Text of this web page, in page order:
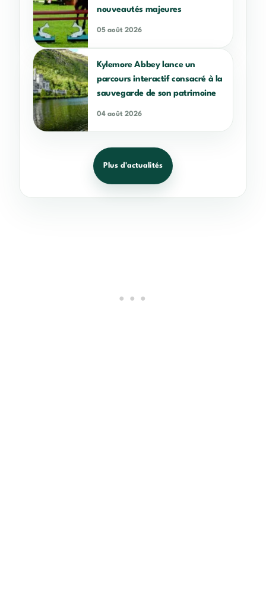
nouveautés majeures
05 août 2026
Kylemore Abbey lance un
parcours interactif consacré à la
sauvegarde de son patrimoine
04 août 2026
Plus d'actualités